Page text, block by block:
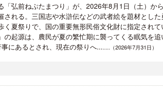
「弘前ねぷたまつり」が、2026年8月1日（土）か
される。三国志や水滸伝などの武者絵を題材とし
く夏祭りで、国の重要無形民俗文化財に指定されて
の起源は、農民が夏の繁忙期に襲ってくる眠気を追
にあるとされ、現在の祭りへ........（2026年7月31日）